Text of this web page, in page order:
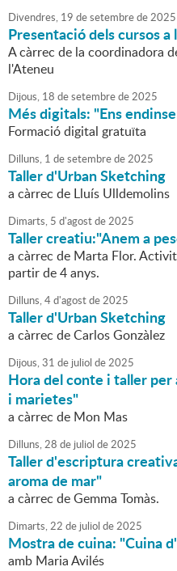
Divendres, 19 desetembrede2025
Presentació dels cursos
A càrrec de la coordinadora
l'Ateneu
Dijous, 18 desetembrede2025
Més digitals: "Ens
Formació digital gratuïta
Dilluns, 1 desetembrede2025
Taller d'Urban Sketching
a càrrec de Lluís Ulldemolins
Dimarts, 5 d'agostde2025
Taller creatiu:"Anem a
a càrrec de Marta Flor.
partir de 4 anys.
Dilluns,4d'agostde2025
Taller d'Urban Sketching
a càrrec de Carlos Gonzàlez
Dijous,31 de juliol de2025
Hora del conte i taller
i marietes"
a càrrec de Mon Mas
Dilluns,28 de juliol de2025
Taller d'escriptura
aroma de mar"
a càrrec de Gemma Tomàs.
Dimarts,22 de juliol de2025
Mostra de cuina: "Cuina
amb Maria Avilés